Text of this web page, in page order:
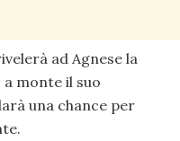
ad Agnese la
monte il suo
una chance per